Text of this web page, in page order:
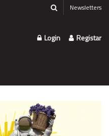
Newsletters
Login Registar